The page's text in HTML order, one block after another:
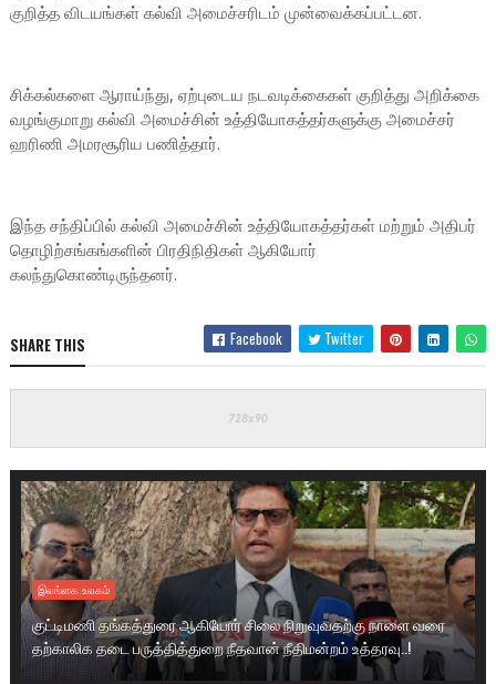
குறித்த விடயங்கள் கல்வி அமைச்சரிடம் முன்வைக்கப்பட்டன.
சிக்கல்களை ஆராய்ந்து, ஏற்புடைய நடவடிக்கைகள் குறித்து அறிக்கை
வழங்குமாறு கல்வி அமைச்சின் உத்தியோகத்தர்களுக்கு அமைச்சர்
ஹரிணி அமரசூரிய பணித்தார்.
இந்த சந்திப்பில் கல்வி அமைச்சின் உத்தியோகத்தர்கள் மற்றும் அதிபர்
தொழிற்சங்கங்களின் பிரதிநிதிகள் ஆகியோர்
கலந்துகொண்டிருந்தனர்.
SHARE THIS Facebook Twitter
இலங்கை.உலகம்
குட்டிமணி தங்கத்துரை ஆகியோர் சிலை நிறுவுவதற்கு நாளை வரை
தற்காலிக தடை பருத்தித்துறை நீதவான் நீதிமன்றம் உத்தரவு..!